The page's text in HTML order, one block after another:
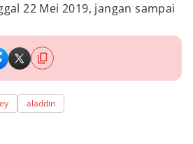
22 Mei 2019, jangan sampai
aladdin